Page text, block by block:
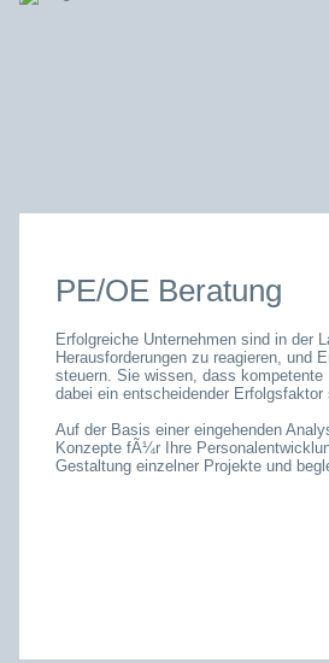
PE/OE Beratung
Erfolgreiche Unternehmen sind in der
Herausforderungen zu reagieren, und
steuern. Sie wissen, dass
dabei ein entscheidender Erfolgsfaktor
Auf der Basis einer eingehenden
Konzepte fÃ¼r Ihre
Gestaltung einzelner Projekte und